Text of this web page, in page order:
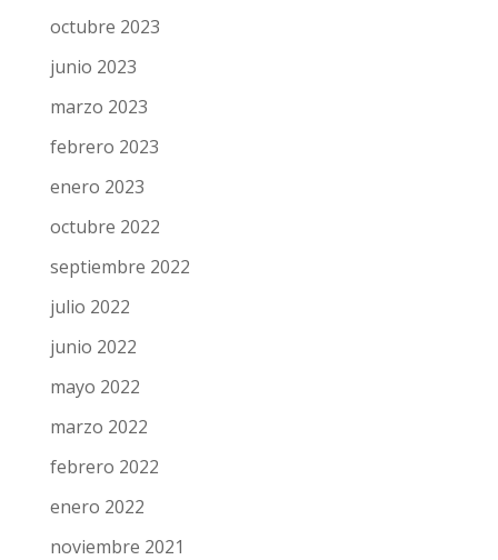
octubre 2023
junio 2023
marzo 2023
febrero 2023
enero 2023
octubre 2022
septiembre 2022
julio 2022
junio 2022
mayo 2022
marzo 2022
febrero 2022
enero 2022
noviembre 2021